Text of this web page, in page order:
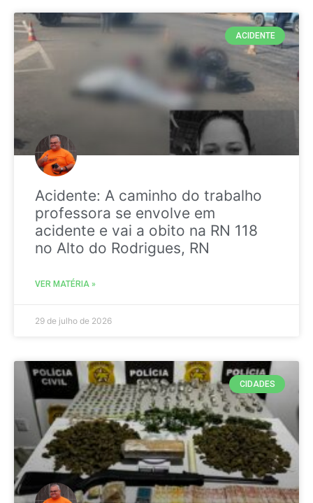
ACIDENTE
Acidente: A caminho do trabalho
professora se envolve em
acidente e vai a obito na RN 118
no Alto do Rodrigues, RN
VER MATÉRIA »
29 de julho de 2026
CIDADES